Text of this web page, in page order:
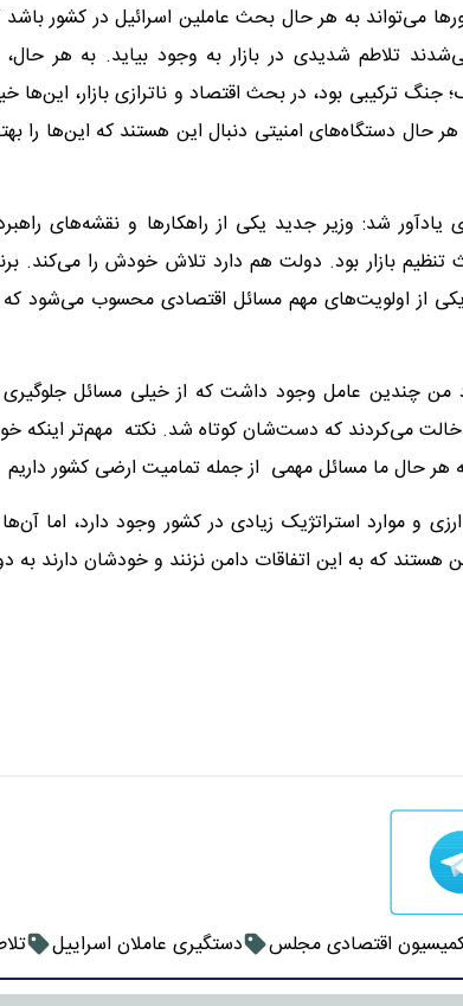
می‌تواند به هر حال بحث عاملین اسرائیل در کشور باشد
تلاطم شدیدی در بازار به وجود بیاید. به هر
ترکیبی بود، در بحث اقتصاد و ناترازی بازار، این‌ها
حال دستگاه‌های امنیتی دنبال این هستند که این‌ها را
یادآور شد: وزیر جدید یکی از راهکارها و نقشه‌های
بازار بود. دولت هم دارد تلاش خودش را می‌کند.
یکی از اولویت‌های مهم مسائل اقتصادی محسوب
من چندین عامل وجود داشت که از خیلی مسائل
دخالت می‌کردند که دست‌شان کوتاه‌ شد. نکته مهم‌تر اینکه
به هر حال ما مسائل مهمی از جمله تمامیت ارضی کشور
و موارد استراتژیک زیادی در کشور وجود دارد، اما
هستند که به این اتفاقات دامن نزنند و خودشان دارند
اقتصادی مجلس دستگیری عاملان اسراییل